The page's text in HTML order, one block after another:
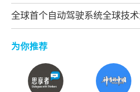
全球首个自动驾驶系统全球技
为你推荐